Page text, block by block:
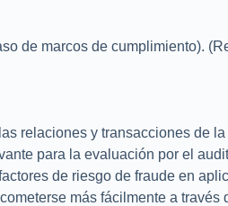
de marcos de cumplimiento).
relaciones y transacciones de
para la evaluación por el
de riesgo de fraude en
más fácilmente a través